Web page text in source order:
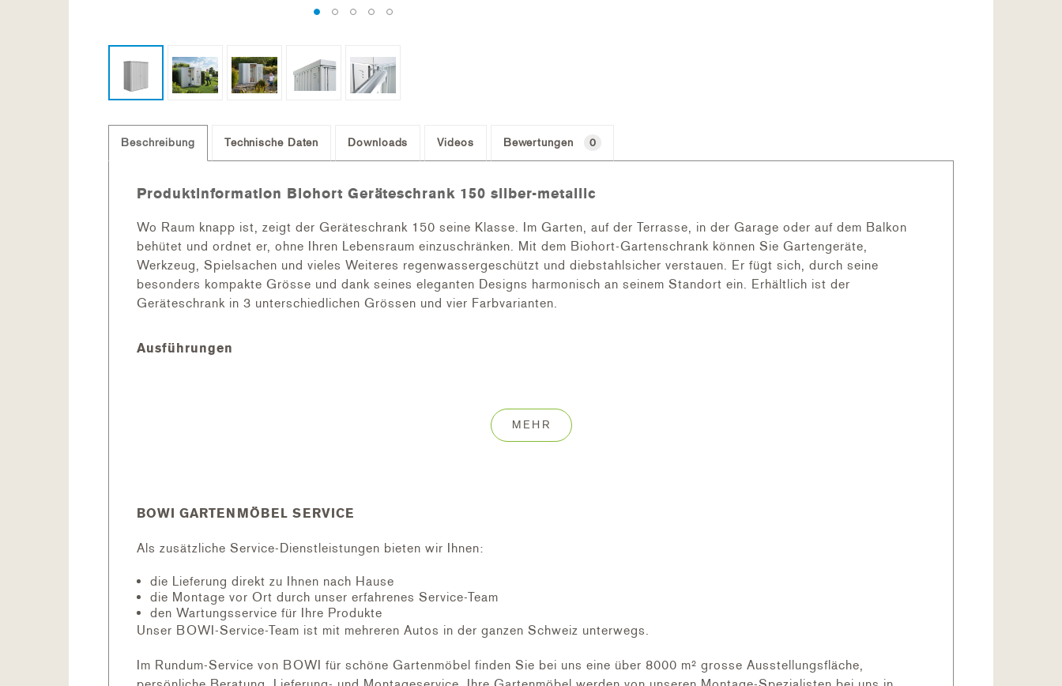
Beschreibung Technische Daten Downloads Videos Bewertungen 0
Produktinformation Biohort Geräteschrank 150 silber-metallic
Wo Raum knapp ist, zeigt der Geräteschrank 150 seine Klasse. Im Garten, auf der Terrasse, in der Garage oder auf dem Balkon
behütet und ordnet er, ohne Ihren Lebensraum einzuschränken. Mit dem Biohort-Gartenschrank können Sie Gartengeräte,
Werkzeug, Spielsachen und vieles Weiteres regenwassergeschützt und diebstahlsicher verstauen. Er fügt sich, durch seine
besonders kompakte Grösse und dank seines eleganten Designs harmonisch an seinem Standort ein. Erhältlich ist der
Geräteschrank in 3 unterschiedlichen Grössen und vier Farbvarianten.
Ausführungen
Dunkelgrau-metallic
Dunkelgrün
Geräteschrank im Bausatz
Ordnungssystem an den Türinnenseiten
Windhaken
2 Stk. Regalböden + 2 Stk. Regalsteher
MEHR
BOWI GARTENMÖBEL SERVICE
Als zusätzliche Service-Dienstleistungen bieten wir Ihnen:
die Lieferung direkt zu Ihnen nach Hause
die Montage vor Ort durch unser erfahrenes Service-Team
den Wartungsservice für Ihre Produkte
Unser BOWI-Service-Team ist mit mehreren Autos in der ganzen Schweiz unterwegs.
Im Rundum-Service von BOWI für schöne Gartenmöbel finden Sie bei uns eine über 8000 m² grosse Ausstellungsfläche,